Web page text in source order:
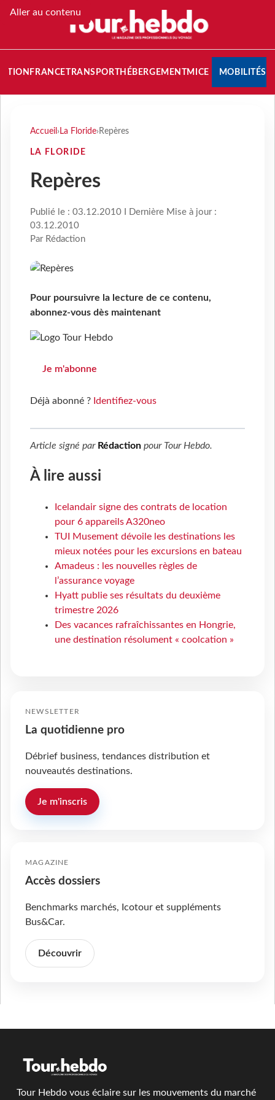
Aller au contenu
FRANCETRANSPORT HÉBERGEMENTMICE MOBILITÉS
Accueil › La Floride› Repères
LA FLORIDE
Repères
Publié le : 03.12.2010 I Dernière Mise à jour :
03.12.2010
Par Rédaction
Pour poursuivre la lecture de ce contenu,
abonnez-vous dès maintenant
Je m'abonne
Déjà abonné ? Identifiez-vous
Article signé par Rédaction pour Tour Hebdo.
À lire aussi
Icelandair signe des contrats de location
pour 6 appareils A320neo
TUI Musement dévoile les destinations les
mieux notées pour les excursions en bateau
Amadeus : les nouvelles règles de
l’assurance voyage
Hyatt publie ses résultats du deuxième
trimestre 2026
Des vacances rafraîchissantes en Hongrie,
une destination résolument « coolcation »
NEWSLETTER
La quotidienne pro
Débrief business, tendances distribution et
nouveautés destinations.
Je m'inscris
MAGAZINE
Accès dossiers
Benchmarks marchés, Icotour et suppléments
Bus&Car.
Découvrir
Tour Hebdo vous éclaire sur les mouvements du marché